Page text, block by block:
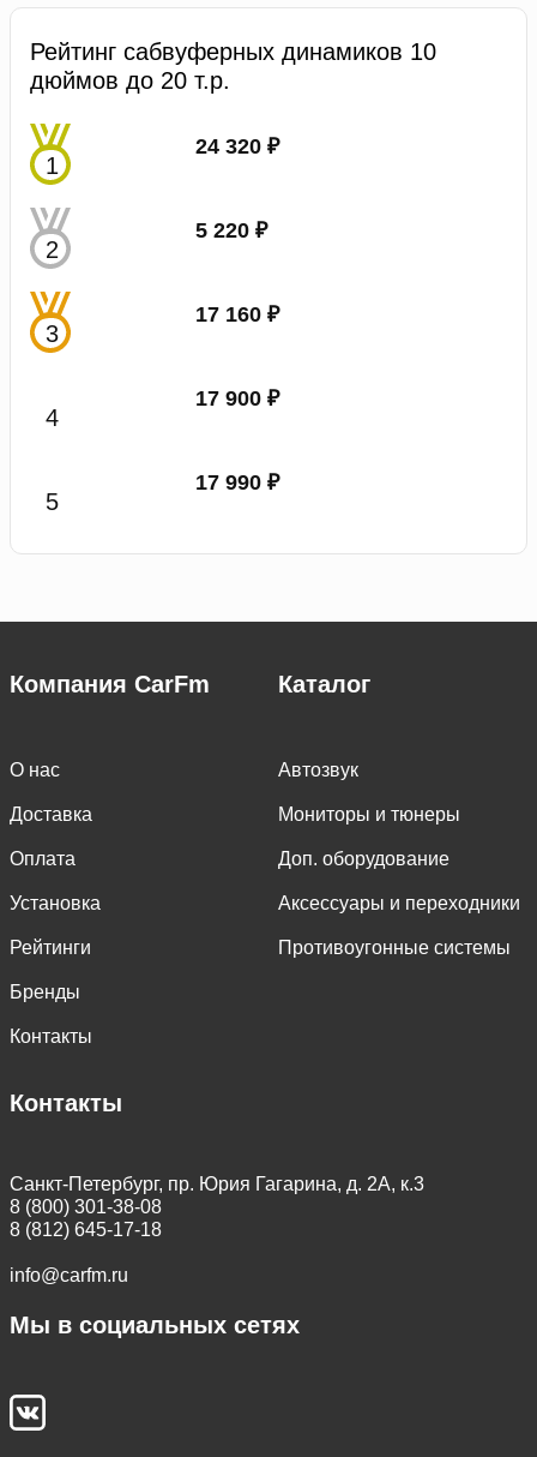
Рейтинг сабвуферных динамиков 10
дюймов до 20 т.р.
24 320 ₽
5 220 ₽
17 160 ₽
17 900 ₽
17 990 ₽
Компания CarFm
О нас
Доставка
Оплата
Установка
Рейтинги
Бренды
Контакты
Каталог
Автозвук
Мониторы и тюнеры
Доп. оборудование
Аксессуары и переходники
Противоугонные системы
Контакты
Санкт-Петербург, пр. Юрия Гагарина, д. 2А, к.3
8 (800) 301-38-08
8 (812) 645-17-18
info@carfm.ru
Мы в социальных сетях